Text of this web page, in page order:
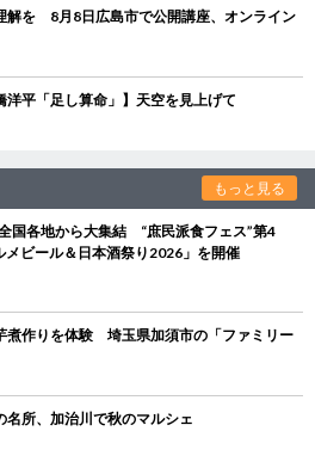
解を 8月8日広島市で公開講座、オンライン
洋平「足し算命」】天空を見上げて
もっと見る
国各地から大集結 “庶民派食フェス”第4
メビール＆日本酒祭り2026」を開催
煮作りを体験 埼玉県加須市の「ファミリー
所、加治川で秋のマルシェ